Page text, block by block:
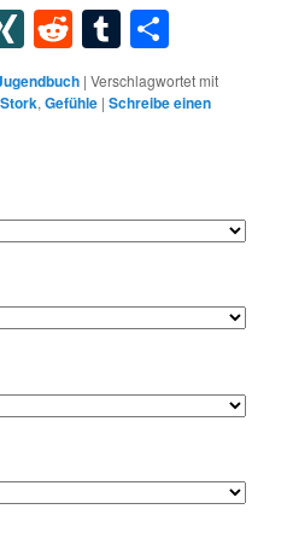
XINGRedditTumblr
|Verschlagwortet mit
,Gefühle |Schreibe einen